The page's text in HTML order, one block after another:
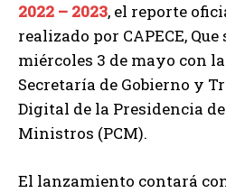
2022 – 2023, el reporte
realizado por CAPECE,
miércoles 3 de mayo con
Secretaría de Gobierno y
Digital de la Presidencia
Ministros (PCM).
El lanzamiento contará